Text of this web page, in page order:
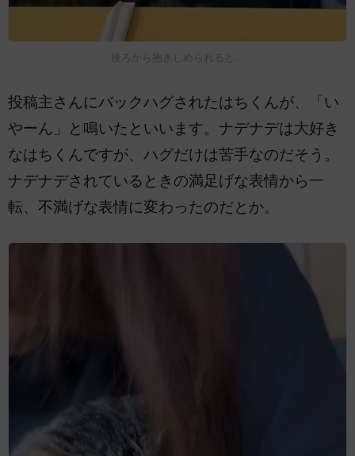
後ろから抱きしめられると…
投稿主さんにバックハグされたはちくんが、「い
やーん」と鳴いたといいます。ナデナデは大好き
なはちくんですが、ハグだけは苦手なのだそう。
ナデナデされているときの満足げな表情から一
転、不満げな表情に変わったのだとか。